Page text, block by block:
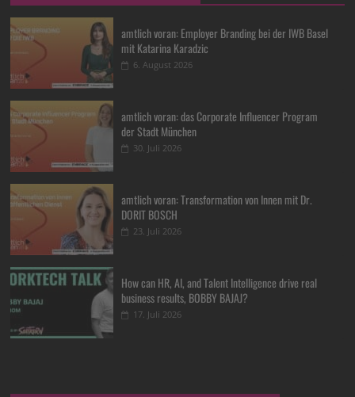
amtlich voran: Employer Branding bei der IWB Basel
mit Katarina Karadzic
6. August 2026
amtlich voran: das Corporate Influencer Program
der Stadt München
30. Juli 2026
amtlich voran: Transformation von Innen mit Dr.
DORIT BOSCH
23. Juli 2026
How can HR, AI, and Talent Intelligence drive real
business results, BOBBY BAJAJ?
17. Juli 2026